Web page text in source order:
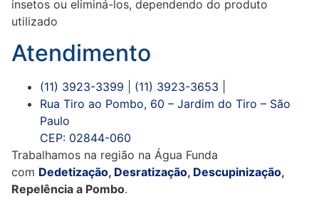
insetos ou eliminá-los, dependendo do produto
utilizado
Atendimento
(11) 3923-3399 (11) 3923-3653
Rua Tiro ao Pombo, 60 – Jardim do Tiro – São
Paulo
CEP: 02844-060
Trabalhamos na região na Água Funda
com Dedetização, Desratização, Descupinização,
Repelência a Pombo.